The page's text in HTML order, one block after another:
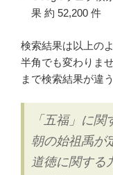
果 約 52,200 件
検索結果は以上の
半角でも変わりま
まで検索結果が違う
「五福」に
朝の始祖禹が
道徳に関する